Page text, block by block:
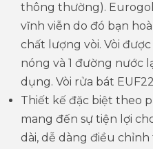
thông thường).
vĩnh viễn do đó bạn
chất lượng vòi. Vòi
nóng và 1 đường nước
dụng. Vòi rửa bát
Thiết kế đặc biệt theo
mang đến sự tiện lợi
dài, dễ dàng điều